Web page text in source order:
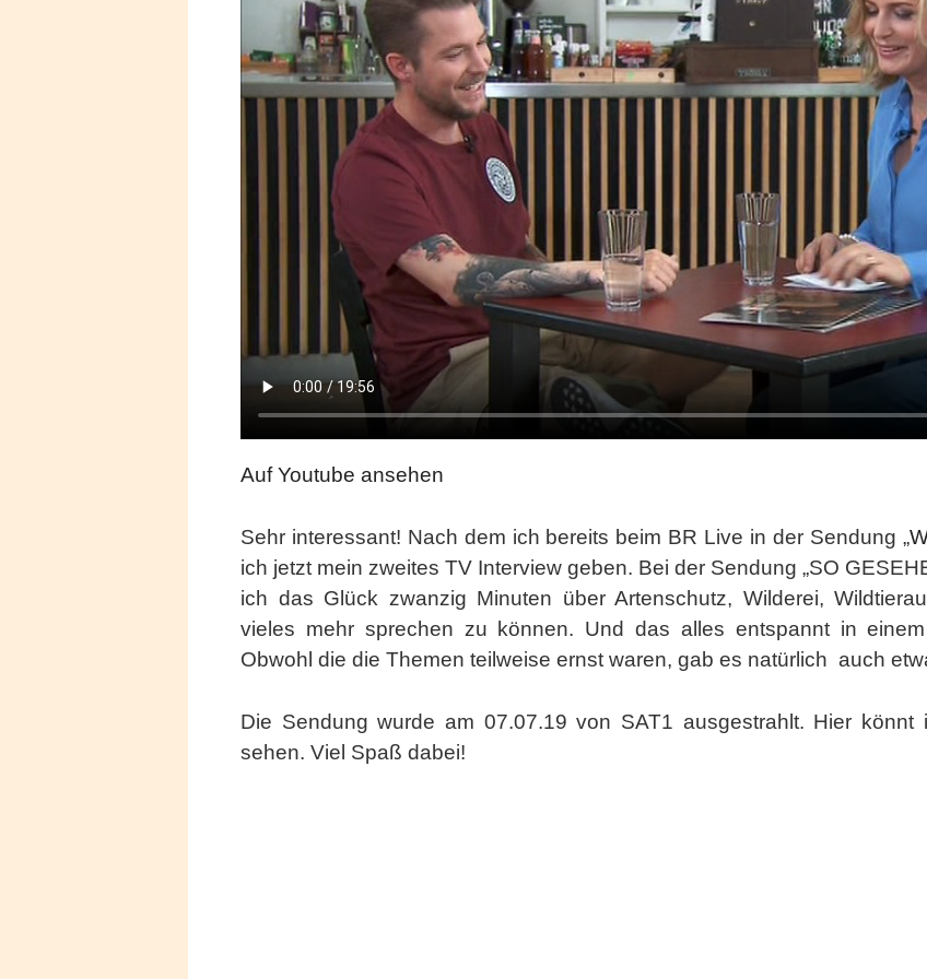
Auf Youtube ansehen
Sehr interessant! Nach dem ich bereits beim BR Live in der Sendung „
ich jetzt mein zweites TV Interview geben. Bei der Sendung „SO
ich das Glück zwanzig Minuten über Artenschutz, Wilderei,
vieles mehr sprechen zu können. Und das alles entspannt in
Obwohl die die Themen teilweise ernst waren, gab es natürlich auch
Die Sendung wurde am 07.07.19 von SAT1 ausgestrahlt. Hier
sehen. Viel Spaß dabei!